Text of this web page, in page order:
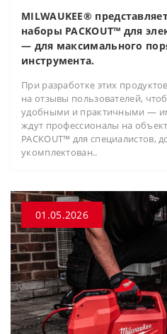
MILWAUKEE®
наборы PACKOUT™ для
— для максимального
инструмента.
При разработке этих
на отзывы пользователей,
удобными и практичными —
ждут профессионалы на
PACKOUT™ для специалистов,
укомплектован..
01.05.2026